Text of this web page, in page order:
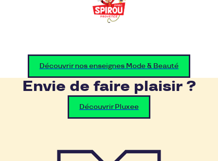
Découvrir nos enseignes Mode & Beauté
Envie de faire plaisir ?
Découvrir Pluxee